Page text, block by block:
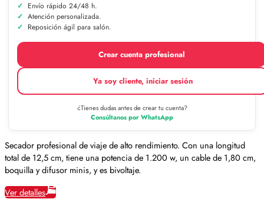
Envío rápido 24/48 h.
Atención personalizada.
Reposición ágil para salón.
Crear cuenta profesional
Ya soy cliente, iniciar sesión
¿Tienes dudas antes de crear tu cuenta?
Consúltanos por WhatsApp
Secador profesional de viaje de alto rendimiento. Con una longitud
total de 12,5 cm, tiene una potencia de 1.200 w, un cable de 1,80 cm,
boquilla y difusor minis, y es bivoltaje.
Ver detalles